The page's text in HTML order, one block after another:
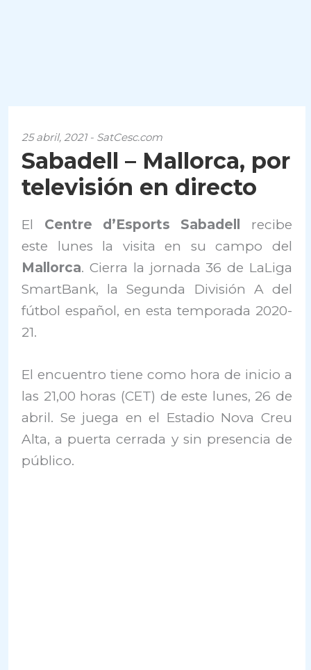
25 abril, 2021 - SatCesc.com
Sabadell – Mallorca, por
televisión en directo
El Centre d’Esports Sabadell recibe
este lunes la visita en su campo del
Mallorca. Cierra la jornada 36 de LaLiga
SmartBank, la Segunda División A del
fútbol español, en esta temporada 2020-
21.
El encuentro tiene como hora de inicio a
las 21,00 horas (CET) de este lunes, 26 de
abril. Se juega en el Estadio Nova Creu
Alta, a puerta cerrada y sin presencia de
público.